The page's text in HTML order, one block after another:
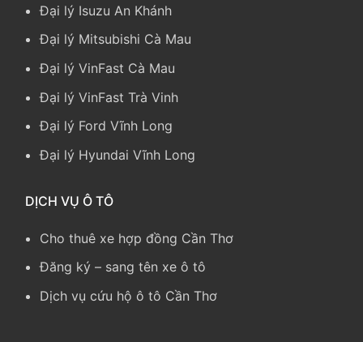
Đại lý Isuzu An Khánh
Đại lý Mitsubishi Cà Mau
Đại lý VinFast Cà Mau
Đại lý VinFast Trà Vinh
Đại lý Ford Vĩnh Long
Đại lý Hyundai Vĩnh Long
DỊCH VỤ Ô TÔ
Cho thuê xe hợp đồng Cần Thơ
Đăng ký – sang tên xe ô tô
Dịch vụ cứu hộ ô tô Cần Thơ